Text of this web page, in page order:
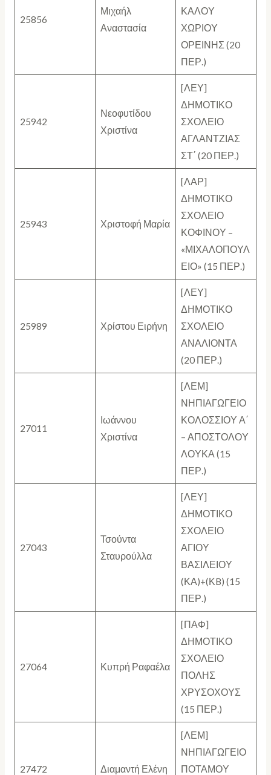
25856
Μιχαήλ
Αναστασία
ΚΑΛΟΥ
ΧΩΡΙΟΥ
ΟΡΕΙΝΗΣ (20
ΠΕΡ.)
25942
Νεοφυτίδου
Χριστίνα
[ΛΕΥ]
ΔΗΜΟΤΙΚΟ
ΣΧΟΛΕΙΟ
ΑΓΛΑΝΤΖΙΑΣ
ΣΤ΄ (20 ΠΕΡ.)
25943 Χριστοφή Μαρία
[ΛΑΡ]
ΔΗΜΟΤΙΚΟ
ΣΧΟΛΕΙΟ
ΚΟΦΙΝΟΥ –
«ΜΙΧΑΛΟΠΟΥΛ
ΕΙΟ» (15 ΠΕΡ.)
25989 Χρίστου Ειρήνη
[ΛΕΥ]
ΔΗΜΟΤΙΚΟ
ΣΧΟΛΕΙΟ
ΑΝΑΛΙΟΝΤΑ
(20 ΠΕΡ.)
27011
Ιωάννου
Χριστίνα
[ΛΕΜ]
ΝΗΠΙΑΓΩΓΕΙΟ
ΚΟΛΟΣΣΙΟΥ Α΄
– ΑΠΟΣΤΟΛΟΥ
ΛΟΥΚΑ (15
ΠΕΡ.)
27043
Τσούντα
Σταυρούλλα
[ΛΕΥ]
ΔΗΜΟΤΙΚΟ
ΣΧΟΛΕΙΟ
ΑΓΙΟΥ
ΒΑΣΙΛΕΙΟΥ
(ΚΑ)+(ΚB) (15
ΠΕΡ.)
27064 Κυπρή Ραφαέλα
[ΠΑΦ]
ΔΗΜΟΤΙΚΟ
ΣΧΟΛΕΙΟ
ΠΟΛΗΣ
ΧΡΥΣΟΧΟΥΣ
(15 ΠΕΡ.)
27472 Διαμαντή Ελένη
[ΛΕΜ]
ΝΗΠΙΑΓΩΓΕΙΟ
ΠΟΤΑΜΟΥ